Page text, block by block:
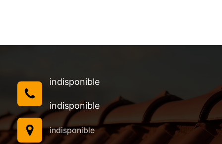
indisponible
indisponible
indisponible